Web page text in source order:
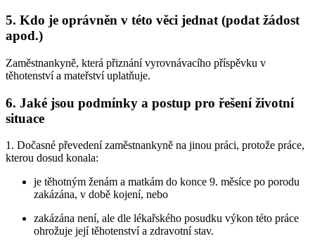
5. Kdo je oprávněn v této věci jednat (podat žádost
apod.)
Zaměstnankyně, která přiznání vyrovnávacího příspěvku v
těhotenství a mateřství uplatňuje.
6. Jaké jsou podmínky a postup pro řešení životní
situace
1. Dočasné převedení zaměstnankyně na jinou práci, protože práce,
kterou dosud konala:
je těhotným ženám a matkám do konce 9. měsíce po porodu
zakázána, v době kojení, nebo
zakázána není, ale dle lékařského posudku výkon této práce
ohrožuje její těhotenství a zdravotní stav.